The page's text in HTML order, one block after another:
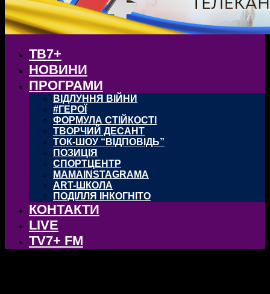
ТВ7+
НОВИНИ
ПРОГРАМИ
ВІДЛУННЯ ВІЙНИ
#ГЕРОЇ
ФОРМУЛА СТІЙКОСТІ
ТВОРЧИЙ ДЕСАНТ
ТОК-ШОУ “ВІДПОВІДЬ”
ПОЗИЦІЯ
СПОРТЦЕНТР
MAMAINSTAGRAMA
ART-ШКОЛА
ПОДІЛЛЯ ІНКОГНІТО
КОНТАКТИ
LIVE
TV7+ FM